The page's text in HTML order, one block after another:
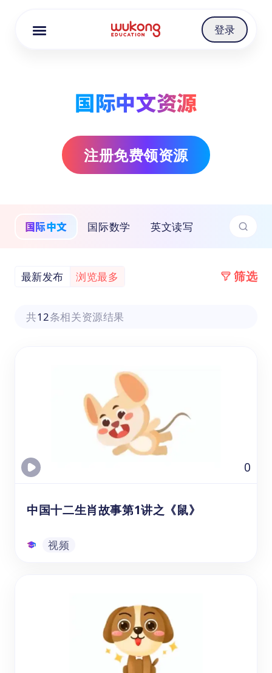
登录
国际中文资源
注册免费领资源
国际中文 国际数学 英文读写
最新发布 浏览最多 筛选
共12条相关资源结果
0
中国十二生肖故事第1讲之《鼠》
视频
通过观看的生肖鼠视频课资源，可以帮助年龄
在3-8岁的幼儿园、学前班和1-3年级的学生，
在学习中文和文化教育时提升他们的听力、词
汇量和理解能力。通过观看视频，学生学习十
二生肖的由来和动物组成，老鼠参选十二生肖